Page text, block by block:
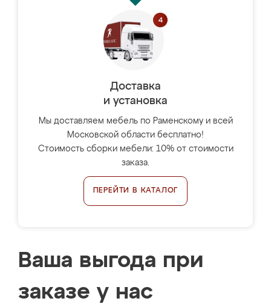
Доставка
и установка
Мы доставляем мебель по Раменскому и всей
Московской области бесплатно!
Стоимость сборки мебели: 10% от стоимости
заказа.
ПЕРЕЙТИ В КАТАЛОГ
Ваша выгода при
заказе у нас